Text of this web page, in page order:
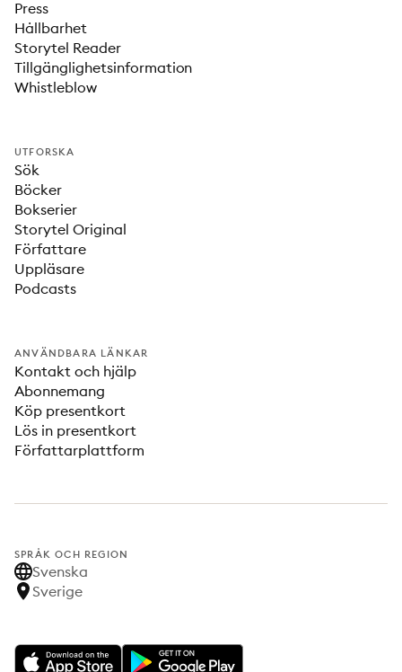
Press
Hållbarhet
Storytel Reader
Tillgänglighetsinformation
Whistleblow
UTFORSKA
Sök
Böcker
Bokserier
Storytel Original
Författare
Uppläsare
Podcasts
ANVÄNDBARA LÄNKAR
Kontakt och hjälp
Abonnemang
Köp presentkort
Lös in presentkort
Författarplattform
SPRÅK OCH REGION
Svenska
Sverige